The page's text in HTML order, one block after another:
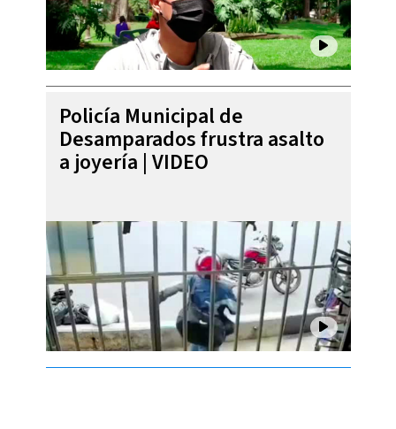
Policía Municipal de
Desamparados frustra asalto
a joyería | VIDEO